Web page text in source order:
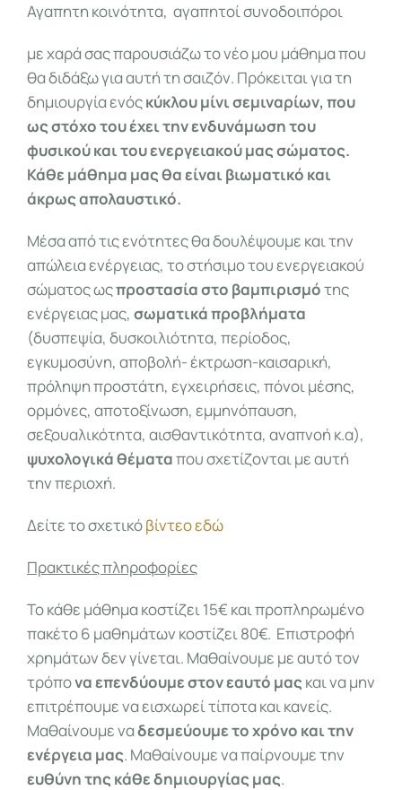
Αγαπητη κοινότητα, αγαπητοί συνοδοιπόροι
με χαρά σας παρουσιάζω το νέο μου μάθημα που
θα διδάξω για αυτή τη σαιζόν. Πρόκειται για τη
δημιουργία ενόςκύκλου μίνι σεμιναρίων, που
ως στόχο του έχει την ενδυνάμωση του
φυσικού και του ενεργειακού μας σώματος.
Κάθε μάθημα μας θα είναι βιωματικό και
άκρως απολαυστικό.
Μέσα από τις ενότητες θα δουλέψουμε και την
απώλεια ενέργειας, το στήσιμο του ενεργειακού
σώματος ωςπροστασία στο βαμπιρισμότης
ενέργειας μας, σωματικά προβλήματα
(δυσπεψία, δυσκοιλιότητα, περίοδος,
εγκυμοσύνη, αποβολή- έκτρωση-καισαρική,
πρόληψη προστάτη, εγχειρήσεις, πόνοι μέσης,
ορμόνες, αποτοξίνωση, εμμηνόπαυση,
σεξουαλικότητα, αισθαντικότητα, αναπνοή κ.α),
ψυχολογικά θέματαπου σχετίζονται με αυτή
την περιοχή.
Δείτε το σχετικόβίντεο εδώ
Πρακτικές πληροφορίες
Το κάθε μάθημα κοστίζει 15€ και προπληρωμένο
πακέτο 6 μαθημάτων κοστίζει 80€. Επιστροφή
χρημάτων δεν γίνεται. Μαθαίνουμε με αυτό τον
τρόπονα επενδύουμε στον εαυτό μας και να μην
επιτρέπουμε να εισχωρεί τίποτα και κανείς.
Μαθαίνουμε ναδεσμεύουμε το χρόνο και την
ενέργεια μας. Μαθαίνουμε να παίρνουμε την
ευθύνη της κάθε δημιουργίας μας.